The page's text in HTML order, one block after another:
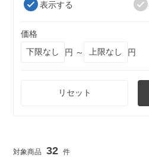
表示する
価格
円 ～
円
リセット
32